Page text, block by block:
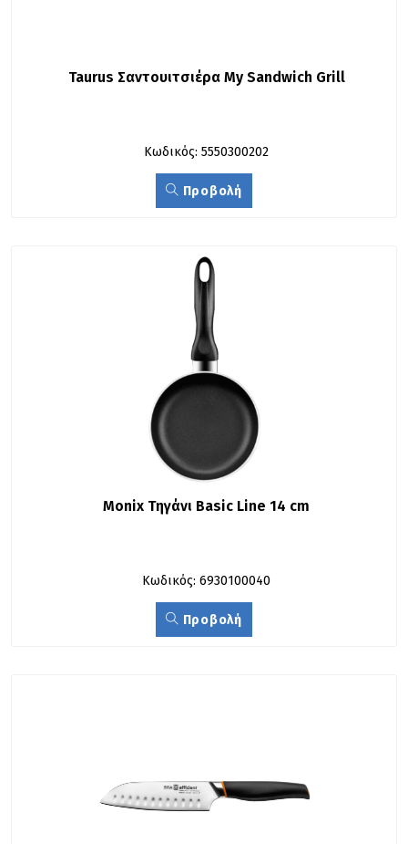
Taurus Σαντουιτσιέρα My Sandwich Grill
Κωδικός: 5550300202
Προβολή
Monix Τηγάνι Basic Line 14 cm
Κωδικός: 6930100040
Προβολή